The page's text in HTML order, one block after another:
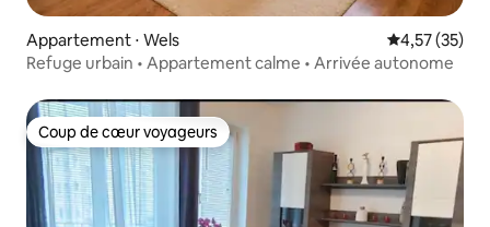
Appartement ⋅ Wels Évaluation
4,57 (35)
Refuge urbain • Appartement calme • Arrivée autonome
Coup de cœur voyageurs
Coup de cœur voyageurs